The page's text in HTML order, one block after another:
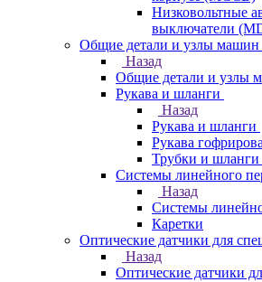
Низковольтные
выключатели
Общие детали и узлы машин
Назад
Общие детали и узлы
Рукава и шланги
Назад
Рукава и шланги
Рукава
Трубки и
Системы линейного
Назад
Системы
Каретки
Оптические датчики для
Назад
Оптические датчики